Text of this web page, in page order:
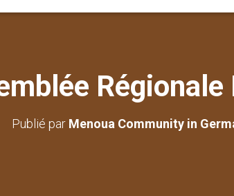
Publié par Menoua Community in